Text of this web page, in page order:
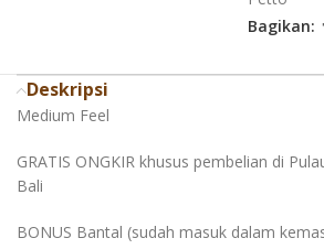
Bagikan:
Deskripsi
Medium Feel
GRATIS ONGKIR khusus pembelian di
Bali
BONUS Bantal (sudah masuk dalam